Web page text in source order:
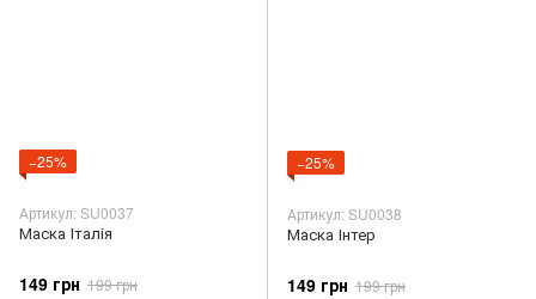
−25%
Артикул: SU0037
Маска Італія
149 грн 199 грн
−25%
Артикул: SU0038
Маска Інтер
149 грн 199 грн